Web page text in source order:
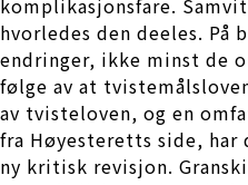
komplikasjonsfare.
hvorledes den deeles. På
endringer, ikke minst de
følge av at
av tvisteloven, og en
fra Høyesteretts side,
ny kritisk revisjon.